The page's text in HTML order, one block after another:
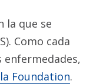
la que se
Como cada
Foundation.